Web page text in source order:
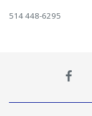
514 448-6295